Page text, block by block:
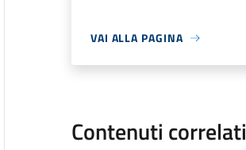
VAI ALLA PAGINA
Contenuti correlati